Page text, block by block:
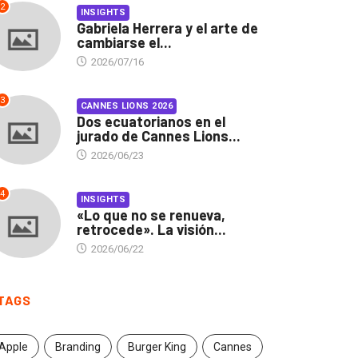
2 INSIGHTS
Gabriela Herrera y el arte de
cambiarse el...
2026/07/16
3 CANNES LIONS 2026
Dos ecuatorianos en el
jurado de Cannes Lions...
2026/06/23
4 INSIGHTS
«Lo que no se renueva,
retrocede». La visión...
2026/06/22
Branding Burger King Cannes